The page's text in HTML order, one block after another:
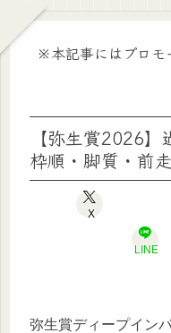
※本記事にはプロモ
【弥生賞2026
枠順・脚質・前
X
LINE
弥生賞ディープイン